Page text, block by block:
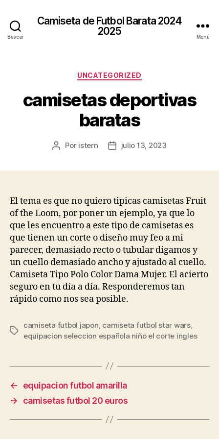
Buscar
Camiseta de Futbol Barata 2024
2025
Menú
Categorías
UNCATEGORIZED
camisetas deportivas
baratas
Autor
Por istern
Fechajulio 13, 2023
El tema es que no quiero tipicas camisetas Fruit
of the Loom, por poner un ejemplo, ya que lo
que les encuentro a este tipo de camisetas es
que tienen un corte o diseño muy feo a mi
parecer, demasiado recto o tubular digamos y
un cuello demasiado ancho y ajustado al cuello.
Camiseta Tipo Polo Color Dama Mujer. El acierto
seguro en tu día a día. Responderemos tan
rápido como nos sea posible.
Etiquetas
camiseta futbol japon camiseta futbol star wars,
equipacion seleccion española niño el corte ingles
←
equipacion futbol amarilla
→
camisetas futbol 20 euros